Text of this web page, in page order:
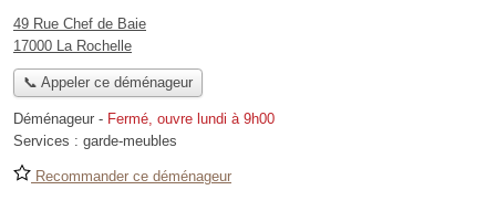
49 Rue Chef de Baie
17000 La Rochelle
📞 Appeler ce déménageur
Déménageur - Fermé, ouvre lundi à 9h00
Services : garde-meubles
Recommander ce déménageur